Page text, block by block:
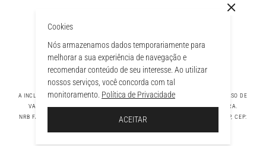
Cookies
Nós armazenamos dados temporariamente para
melhorar a sua experiência de navegação e
recomendar conteúdo de seu interesse. Ao utilizar
nossos serviços, você concorda com tal
monitoramento. Política de Privacidade
ACEITAR
SACOLA
A INCLUSÃO DE UM PRODUTO NA SACOLA NÃO GARANTE SEU PREÇO. EM CASO DE
VARIAÇÃO, PREVALECERÁ O PREÇO VIGENTE NA FINALIZAÇÃO DA COMPRA.
NRB FASHION COMPANY LTDA - AV. TAMBORE, 1043 - TAMBORÉ BARUERI - SP, CEP: